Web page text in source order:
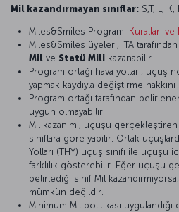
Mil kazandırmayan sınıflar: S,T, L, K,
Miles&Smiles Programı Kuralları ve
Miles&Smiles üyeleri, ITA
Mil ve Statü Mili kazanabilir.
Program ortağı hava yolları, uçuş
yapmak kaydıyla değiştirme hakkını
Program ortağı tarafından
uygun olmayabilir.
Mil kazanımı, uçuşu
sınıflara göre yapılır. Ortak
Yolları (THY) uçuş sınıfı ile uçuşu
farklılık gösterebilir. Eğer uçuşu
belirlediği sınıf Mil
mümkün değildir.
Minimum Mil politikası uygulandığı